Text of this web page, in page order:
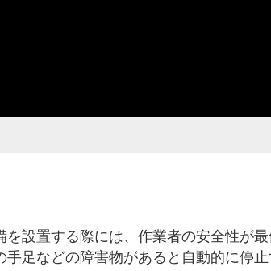
設置する際には、作業者の安全性が
足などの障害物があると自動的に停